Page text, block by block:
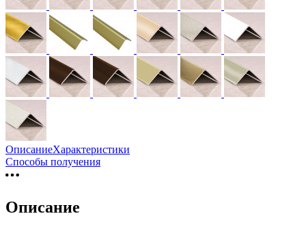
ОписаниеХарактеристики
Способы получения
Описание